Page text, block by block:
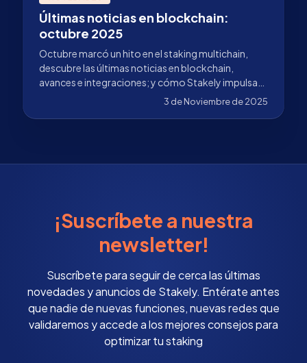
Últimas noticias en blockchain:
octubre 2025
Octubre marcó un hito en el staking multichain,
descubre las últimas noticias en blockchain,
avances e integraciones; y cómo Stakely impulsa
3 de Noviembre de 2025
¡Suscríbete a nuestra
newsletter!
Suscríbete para seguir de cerca las últimas
novedades y anuncios de Stakely. Entérate antes
que nadie de nuevas funciones, nuevas redes que
validaremos y accede a los mejores consejos para
optimizar tu staking